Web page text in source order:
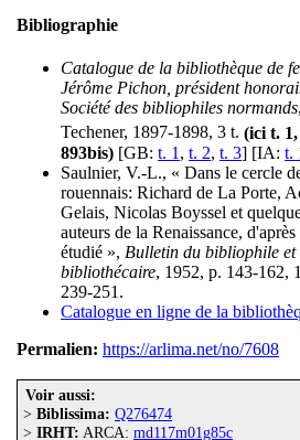
Bibliographie
Catalogue de la bibliothèque de
Jérôme Pichon, président
Société des bibliophiles normands
Techener, 1897-1898, 3 t. (ici t.
893bis) [GB: t. 1 , t. 2, t. 3] [IA: t.
Saulnier, V.-L., « Dans le cercle
rouennais: Richard de La Porte,
Gelais, Nicolas Boyssel et
auteurs de la Renaissance,
étudié », Bulletin du bibliophile et
bibliothécaire, 1952, p. 143-162,
239-251.
Catalogue en ligne de la
Permalien: https://arlima.net/no/7608
Voir aussi:
> Biblissima: Q276474
> IRHT: ARCA: md117m01g85c